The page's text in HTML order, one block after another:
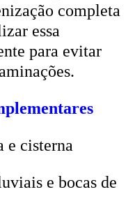
completa
essa
para evitar
e cisterna
e bocas de